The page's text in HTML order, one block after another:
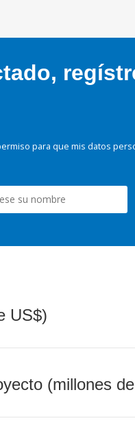
para que mis datos
US$)
(millones